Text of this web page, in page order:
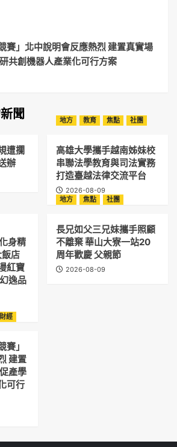
賽」北中說明會反應熱烈 建置真實場
共創機器人產業化可行方案
聞
遭攔
辦
地方 教育 焦點 社團
高雄大學攜手越南姊妹校
串聯法學教育與司法實務
打造臺越法律交流平台
2026-08-09
身精
店
紅寶
逸品
地方 焦點 社團
長兄如父三兄妹攜手照顧
不離棄 華山大寮一站20
周年歡慶 父親節
2026-08-09
財經
賽」
建置
產學
可行